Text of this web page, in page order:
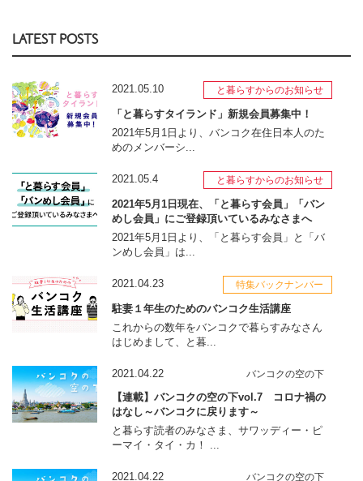
LATEST POSTS
2021.05.10 と暮らすからのお知らせ
「と暮らすタイランド」新規会員募集中！
2021年5月1日より、バンコク在住日本人のた
めのメンバーシ...
2021.05.4 と暮らすからのお知らせ
2021年5月1日現在、「と暮らす会員」「バン
めし会員」にご登録頂いているみなさまへ
2021年5月1日より、「と暮らす会員」と「バ
ンめし会員」は...
2021.04.23 特集バックナンバー
駐妻１年生のためのバンコク生活講座
これからの数年をバンコクで暮らすみなさん
はじめまして、と暮...
2021.04.22 バンコクの空の下
【連載】バンコクの空の下vol.7 コロナ禍の
はなし～バンコクに戻ります～
と暮らす読者のみなさま、サワッディー・ピ
ーマイ・タイ・カ！ ...
2021.04.22 バンコクの空の下